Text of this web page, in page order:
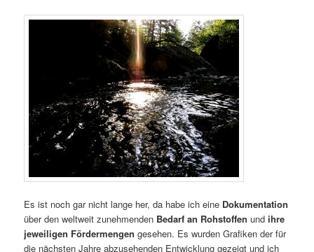
Es ist noch gar nicht lange her, da habe ich eine Dokumentation
über den weltweit zunehmenden Bedarf an Rohstoffen undihre
jeweiligen Fördermengen gesehen. Es wurden Grafiken der für
die nächsten Jahre abzusehenden Entwicklung gezeigt und ich